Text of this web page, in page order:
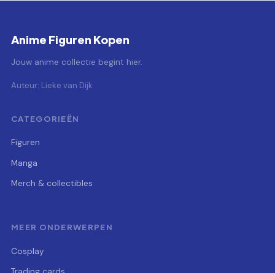
Anime Figuren Kopen
Jouw anime collectie begint hier.
Auteur: Lieke van Dijk
CATEGORIEËN
Figuren
Manga
Merch & collectibles
MEER ONDERWERPEN
Cosplay